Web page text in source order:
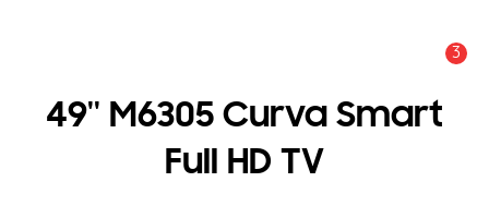
3
49'' M6305 Curva Smart
Full HD TV